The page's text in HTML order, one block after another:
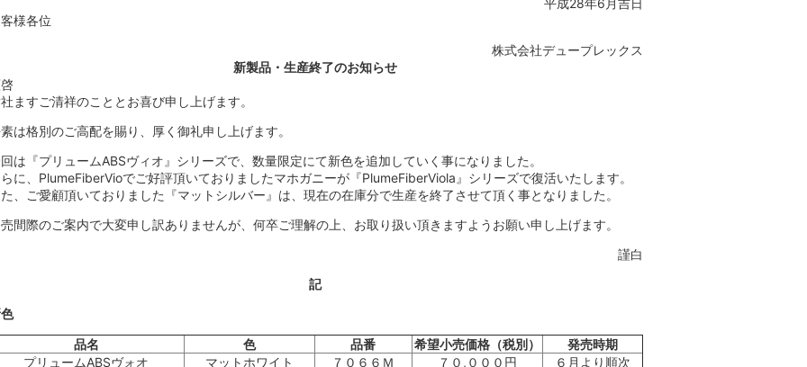
平成28年6月吉日
様各位
株式会社デュープレックス
新製品・生産終了のお知らせ
ますご清祥のこととお喜び申し上げます。
は格別のご高配を賜り、厚く御礼申し上げます。
は『プリュームABSヴィオ』シリーズで、数量限定にて新色を追加していく事になりました。
に、PlumeFiberVioでご好評頂いておりましたマホガニーが『PlumeFiberViola』シリーズで復活いたします。
、ご愛顧頂いておりました『マットシルバー』は、現在の在庫分で生産を終了させて頂く事となりました。
間際のご案内で大変申し訳ありませんが、何卒ご理解の上、お取り扱い頂きますようお願い申し上げます。
謹白
記
品名
色 品番 希望小売価格（税別）
発売時期
プリュームABSヴォオ
マットホワイト ７０６６Ｍ ７０,０００円
６月より順次